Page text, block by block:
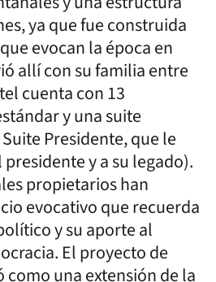
ya que fue construida
evocan la época en
allí con su familia entre
cuenta con 13
y una suite
Presidente, que le
y a su legado).
propietarios han
evocativo que recuerda
y su aporte al
El proyecto de
como una extensión de la